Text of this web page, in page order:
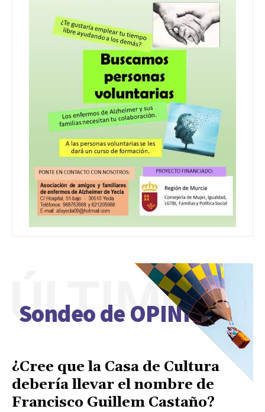
Sondeo de OPINIÓN
ÚLTIMO
¿Cree que la Casa de Cultura
debería llevar el nombre de
Francisco Guillem Castaño?